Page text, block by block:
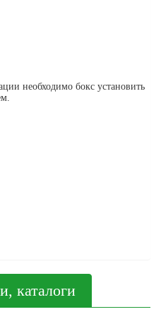
необходимо бокс установить
каталоги